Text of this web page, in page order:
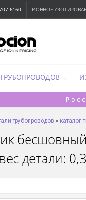
6160 ИОННОЕ
трубопроводов » каталог
детали: